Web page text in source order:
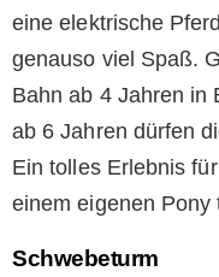
eine elektrische
genauso viel Spaß.
Bahn ab 4 Jahren in
ab 6 Jahren dürfen
Ein tolles Erlebnis
einem eigenen Pony
Schwebeturm